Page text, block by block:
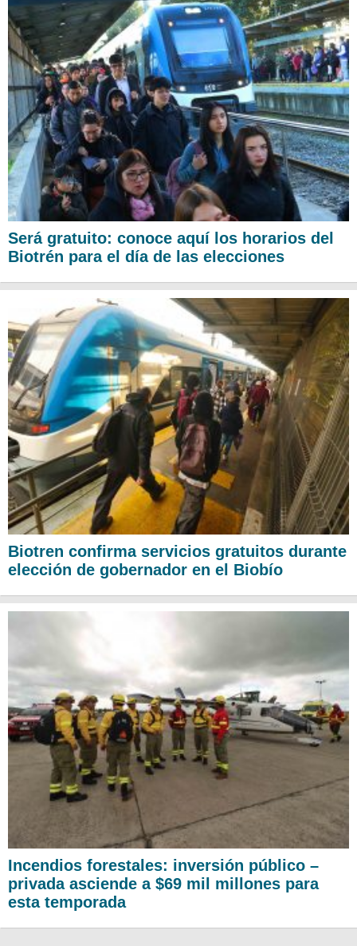
Será gratuito: conoce aquí los horarios del
Biotrén para el día de las elecciones
Biotren confirma servicios gratuitos durante
elección de gobernador en el Biobío
Incendios forestales: inversión público –
privada asciende a $69 mil millones para
esta temporada